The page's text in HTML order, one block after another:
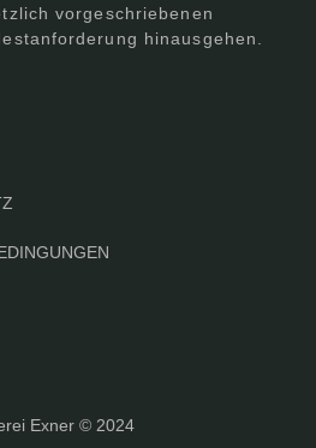
vorgeschriebenen
hinausgehen.
Exner © 2024